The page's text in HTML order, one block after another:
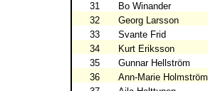
31
Bo Winander
32
Georg Larsson
33
Svante Frid
34
Kurt Eriksson
35
Gunnar Hellström
36
Ann-Marie Holmström